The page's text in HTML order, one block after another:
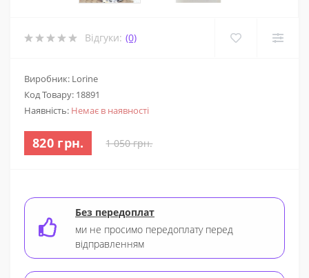
Відгуки: (0)
Виробник: Lorine
Код Товару: 18891
Наявність: Немає в наявності
820 грн. 1 050 грн.
Без передоплат
ми не просимо передоплату перед
відправленням